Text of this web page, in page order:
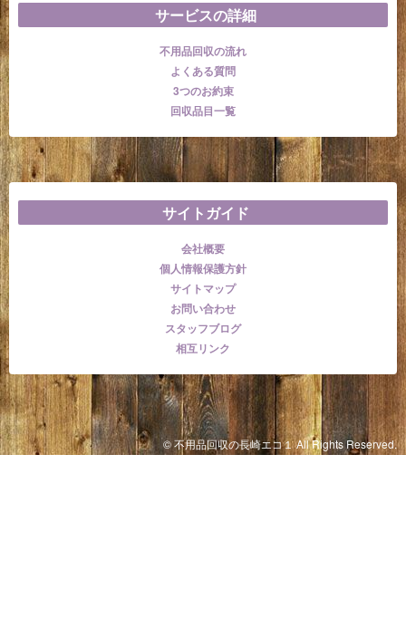
サービスの詳細
不用品回収の流れ
よくある質問
3つのお約束
回収品目一覧
サイトガイド
会社概要
個人情報保護方針
サイトマップ
お問い合わせ
スタッフブログ
相互リンク
© 不用品回収の長崎エコ１ All Rights Reserved.